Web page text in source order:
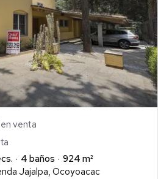
en venta
4 baños
924 m²
Jajalpa, Ocoyoacac